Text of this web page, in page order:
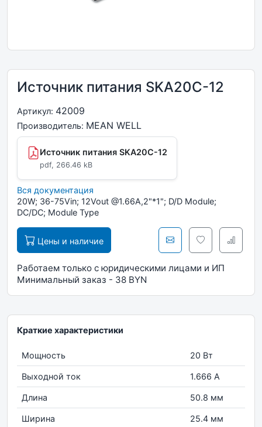
Источник питания SKA20C-12
Артикул: 42009
Производитель: MEAN WELL
Источник питания SKA20C-12
pdf, 266.46 kB
Вся документация
20W; 36-75Vin; 12Vout @1.66A,2"*1"; D/D Module;
DC/DC; Module Type
Цены и наличие
Работаем только с юридическими лицами и ИП
Минимальный заказ - 38 BYN
Краткие характеристики
Мощность 20 Вт
Выходной ток 1.666 А
Длина 50.8 мм
Ширина 25.4 мм